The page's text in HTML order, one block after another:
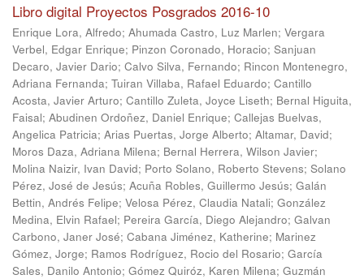
Libro digital Proyectos Posgrados 2016-10
Enrique Lora, Alfredo; Ahumada Castro, Luz Marlen; Vergara
Verbel, Edgar Enrique; Pinzon Coronado, Horacio; Sanjuan
Decaro, Javier Dario; Calvo Silva, Fernando; Rincon Montenegro,
Adriana Fernanda; Tuiran Villaba, Rafael Eduardo; Cantillo
Acosta, Javier Arturo; Cantillo Zuleta, Joyce Liseth; Bernal Higuita,
Faisal; Abudinen Ordoñez, Daniel Enrique; Callejas Buelvas,
Angelica Patricia; Arias Puertas, Jorge Alberto; Altamar, David;
Moros Daza, Adriana Milena; Bernal Herrera, Wilson Javier;
Molina Naizir, Ivan David; Porto Solano, Roberto Stevens; Solano
Pérez, José de Jesús; Acuña Robles, Guillermo Jesús; Galán
Bettin, Andrés Felipe; Velosa Pérez, Claudia Natali; González
Medina, Elvin Rafael; Pereira García, Diego Alejandro; Galvan
Carbono, Janer José; Cabana Jiménez, Katherine; Marinez
Gómez, Jorge; Ramos Rodríguez, Rocio del Rosario; García
Sales, Danilo Antonio; Gómez Quiróz, Karen Milena; Guzmán